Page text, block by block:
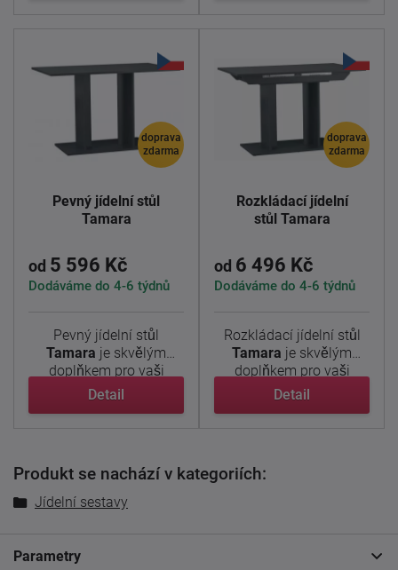
doprava
zdarma
Pevný jídelní stůl
Tamara
od 5 596 Kč
Dodáváme do 4-6 týdnů
Pevný jídelní stůl
Tamara je skvělým
doplňkem pro vaši
jídelnu, který ...
Detail
doprava
zdarma
Rozkládací jídelní
stůl Tamara
od 6 496 Kč
Dodáváme do 4-6 týdnů
Rozkládací jídelní stůl
Tamara je skvělým
doplňkem pro vaši
jídelnu, ...
Detail
Produkt se nachází v kategoriích:
Jídelní sestavy
Parametry